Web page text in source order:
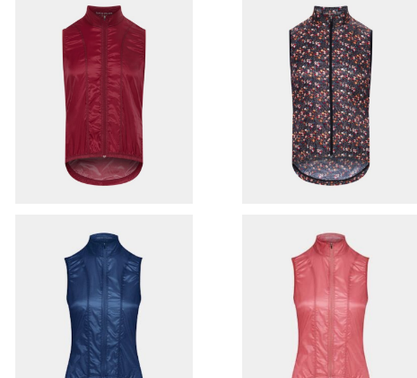
cafe du cycliste サイクリン
グベスト（ PETRA / Grenat ）
¥16,170
30%OFF
cafe du cycliste サイクリン
グベスト（ PETRA / Anemon
e ）
¥16,170
30%OFF
cafe du cycliste （ Wome
n'sモデル ） サイクリングベスト
（ PETRA / Peacock Blue ）
¥16,170
30%OFF
SOLD OUT
cafe du cycliste （ Wome
n'sモデル ） サイクリングベスト
（ PETRA / D.PINK ）
¥16,170
30%OFF